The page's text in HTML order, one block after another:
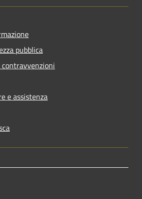
pubblica
e assistenza